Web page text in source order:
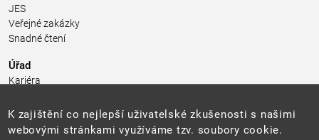
JES
Veřejné zakázky
Snadné čtení
Úřad
Kariéra
Pro média a veřejnost
Povinně zveřejňované informace
K zajištění co nejlepší uživatelské zkušenosti s našimi
webovými stránkami využíváme tzv. soubory cookie.